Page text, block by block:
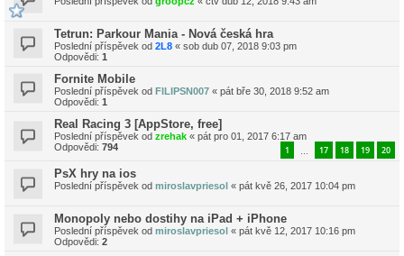
Tetrun: Parkour Mania - Nová česká hra
Poslední příspěvek od 2L8 « sob dub 07, 2018 9:03 pm
Odpovědi: 1
Fornite Mobile
Poslední příspěvek od FILIPSN007 « pát bře 30, 2018 9:52 am
Odpovědi: 1
Real Racing 3 [AppStore, free]
Poslední příspěvek od zrehak « pát pro 01, 2017 6:17 am
Odpovědi: 794 1 17 18 19 20
PsX hry na ios
Poslední příspěvek od miroslavpriesol « pát kvě 26, 2017 10:04 pm
Monopoly nebo dostihy na iPad + iPhone
Poslední příspěvek od miroslavpriesol « pát kvě 12, 2017 10:16 pm
Odpovědi: 2